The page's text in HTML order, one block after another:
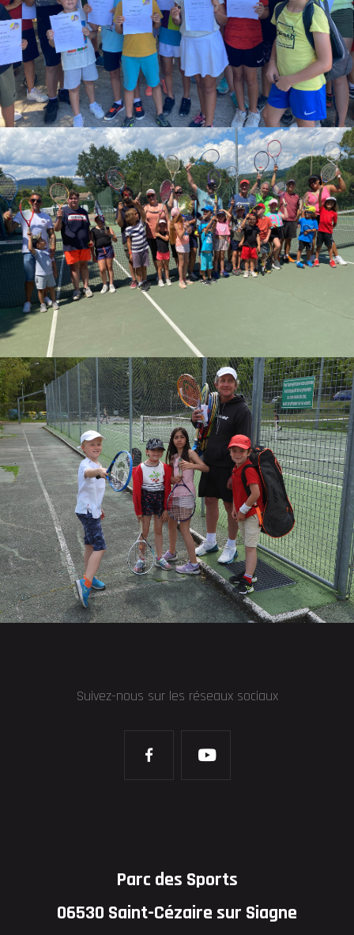
Suivez-nous sur les réseaux sociaux
Parc des Sports
06530 Saint-Cézaire sur Siagne